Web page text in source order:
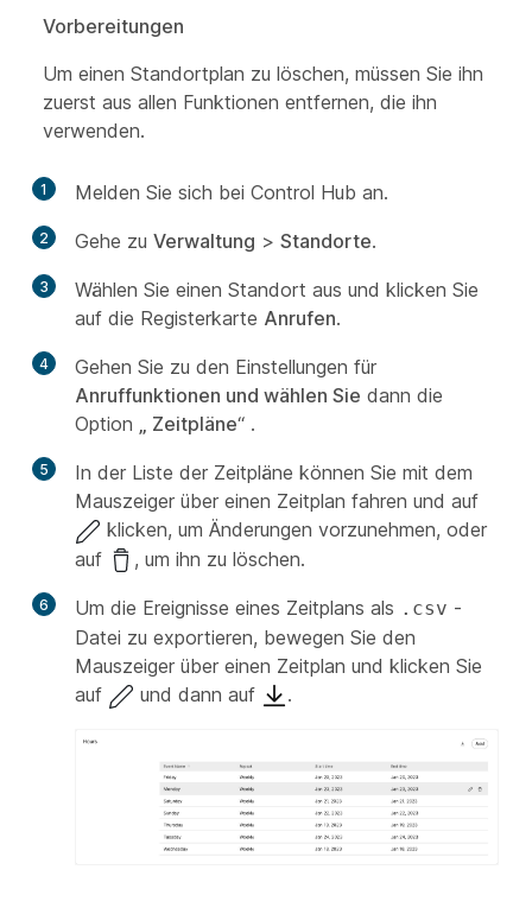
Vorbereitungen
Um einen Standortplan zu löschen, müssen Sie ihn
zuerst aus allen Funktionen entfernen, die ihn
verwenden.
1 Melden Sie sich bei Control Hub an.
2 Gehe zu Verwaltung > Standorte.
3
Wählen Sie einen Standort aus und klicken Sie
auf die Registerkarte Anrufen.
4
Gehen Sie zu den Einstellungen für
Anruffunktionen und wählen Sie dann die
Option „ Zeitpläne“ .
5
In der Liste der Zeitpläne können Sie mit dem
Mauszeiger über einen Zeitplan fahren und auf
klicken, um Änderungen vorzunehmen, oder
auf
, um ihn zu löschen.
6 Um die Ereignisse eines Zeitplans als .csv -
Datei zu exportieren, bewegen Sie den
Mauszeiger über einen Zeitplan und klicken Sie
auf
und dann auf .